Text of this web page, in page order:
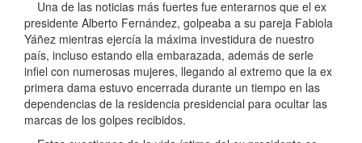
Una de las noticias más fuertes fue enterarnos que el ex
presidente Alberto Fernández, golpeaba a su pareja Fabiola
Yáñez mientras ejercía la máxima investidura de nuestro
país, incluso estando ella embarazada, además de serle
infiel con numerosas mujeres, llegando al extremo que la ex
primera dama estuvo encerrada durante un tiempo en las
dependencias de la residencia presidencial para ocultar las
marcas de los golpes recibidos.